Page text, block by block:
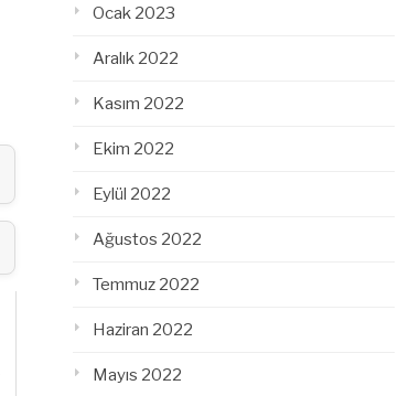
Ocak 2023
Aralık 2022
Kasım 2022
Ekim 2022
Eylül 2022
Ağustos 2022
Temmuz 2022
Haziran 2022
Mayıs 2022